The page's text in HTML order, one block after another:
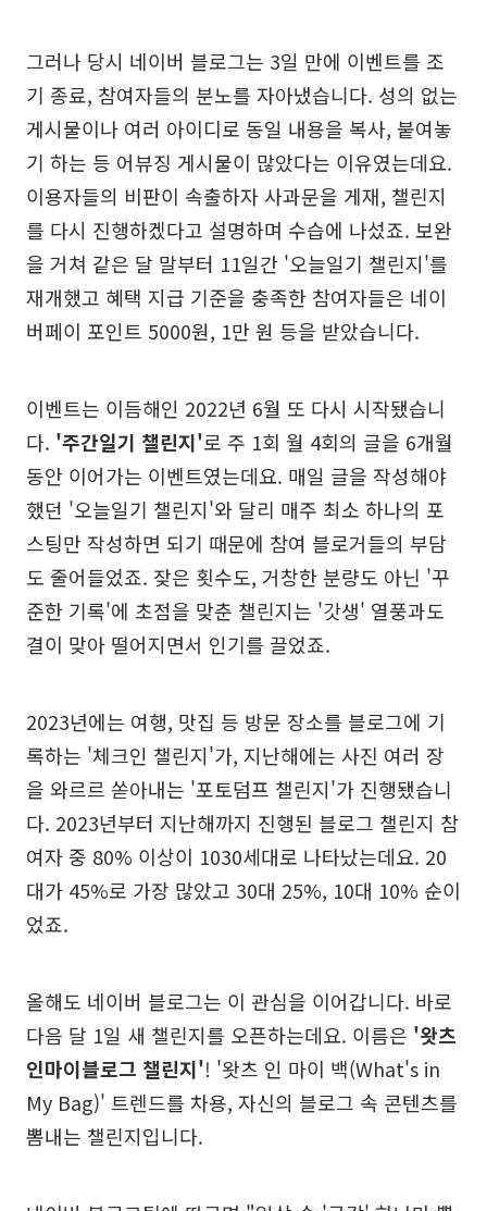
그러나 당시 네이버 블로그는 3일 만에 이벤트를 조
기 종료, 참여자들의 분노를 자아냈습니다. 성의 없는
게시물이나 여러 아이디로 동일 내용을 복사, 붙여놓
기 하는 등 어뷰징 게시물이 많았다는 이유였는데요.
이용자들의 비판이 속출하자 사과문을 게재, 챌린지
를 다시 진행하겠다고 설명하며 수습에 나섰죠. 보완
을 거쳐 같은 달 말부터 11일간 '오늘일기 챌린지'를
재개했고 혜택 지급 기준을 충족한 참여자들은 네이
버페이 포인트 5000원, 1만 원 등을 받았습니다.
이벤트는 이듬해인 2022년 6월 또 다시 시작됐습니
다. '주간일기 챌린지'로 주 1회 월 4회의 글을 6개월
동안 이어가는 이벤트였는데요. 매일 글을 작성해야
했던 '오늘일기 챌린지'와 달리 매주 최소 하나의 포
스팅만 작성하면 되기 때문에 참여 블로거들의 부담
도 줄어들었죠. 잦은 횟수도, 거창한 분량도 아닌 '꾸
준한 기록'에 초점을 맞춘 챌린지는 '갓생' 열풍과도
결이 맞아 떨어지면서 인기를 끌었죠.
2023년에는 여행, 맛집 등 방문 장소를 블로그에 기
록하는 '체크인 챌린지'가, 지난해에는 사진 여러 장
을 와르르 쏟아내는 '포토덤프 챌린지'가 진행됐습니
다. 2023년부터 지난해까지 진행된 블로그 챌린지 참
여자 중 80% 이상이 1030세대로 나타났는데요. 20
대가 45%로 가장 많았고 30대 25%, 10대 10% 순이
었죠.
올해도 네이버 블로그는 이 관심을 이어갑니다. 바로
다음 달 1일 새 챌린지를 오픈하는데요. 이름은 '왓츠
인마이블로그 챌린지'! '왓츠 인 마이 백(What's in
My Bag)' 트렌드를 차용, 자신의 블로그 속 콘텐츠를
뽐내는 챌린지입니다.